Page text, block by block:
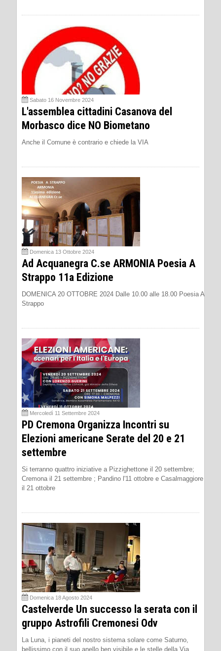
Sabato 16 Novembre 2024
L'assemblea cittadini Casanova del
Morbasco dice NO Biometano
Anche il Comune è contrario e chiede la VIA
Domenica 13 Ottobre 2024
Ad Acquanegra C.se ARMONIA Poesia A
Strappo 11a Edizione
DOMENICA 20 OTTOBRE 2024 Dalle 10.00 alle 18.00 Poesia A
Strappo
Mercoledì 11 Settembre 2024
PD Cremona Organizza Incontri su
Elezioni americane Serate del 20 e 21
settembre
Si terranno quattro iniziative a Pizzighettone il 20 settembre;
Cremona il 21 settembre ; Pandino l'11 ottobre e Casalmaggiore
il 21 ottobre
Domenica 18 Agosto 2024
Castelverde Un successo la serata con il
gruppo Astrofili Cremonesi Odv
La Luna, i pianeti del nostro sistema solare come Saturno,
bellissimo con il suo anello ben visibile e le stelle della Via